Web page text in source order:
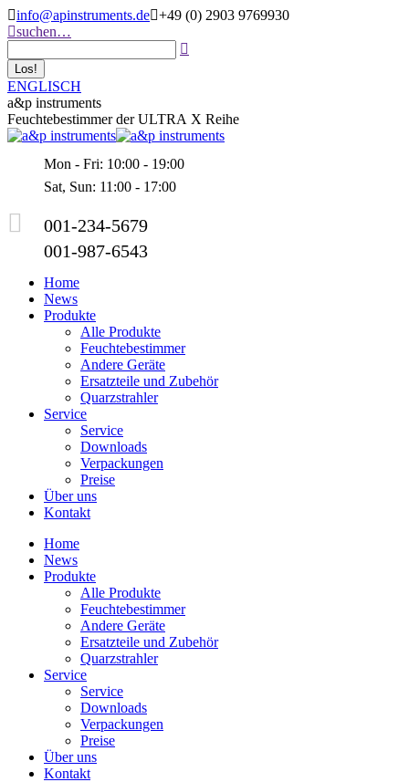
Zum
Inhalt
info@apinstruments.de +49 (0) 2903 9769930
Search:
suchen…
ENGLISCH
a&p instruments
Feuchtebestimmer der ULTRA X Reihe
Mon - Fri: 10:00 - 19:00
Sat, Sun: 11:00 - 17:00
001-234-5679
001-987-6543
Home
News
Produkte
Alle Produkte
Feuchtebestimmer
Andere Geräte
Ersatzteile und Zubehör
Quarzstrahler
Service
Service
Downloads
Verpackungen
Preise
Über uns
Kontakt
Home
News
Produkte
Alle Produkte
Feuchtebestimmer
Andere Geräte
Ersatzteile und Zubehör
Quarzstrahler
Service
Service
Downloads
Verpackungen
Preise
Über uns
Kontakt